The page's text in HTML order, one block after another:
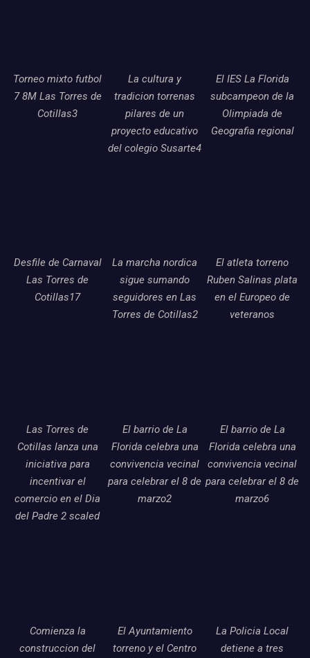
Torneo mixto futbol
7 8M Las Torres de
Cotillas3
La cultura y
tradicion torrenas
pilares de un
proyecto educativo
del colegio Susarte4
El IES La Florida
subcampeon de la
Olimpiada de
Geografia regional
Desfile de Carnaval
Las Torres de
Cotillas17
La marcha nordica
sigue sumando
seguidores en Las
Torres de Cotillas2
El atleta torreno
Ruben Salinas plata
en el Europeo de
veteranos
Las Torres de
Cotillas lanza una
iniciativa para
incentivar el
comercio en el Dia
del Padre 2 scaled
El barrio de La
Florida celebra una
convivencia vecinal
para celebrar el 8 de
marzo2
El barrio de La
Florida celebra una
convivencia vecinal
para celebrar el 8 de
marzo6
Comienza la
construccion del
El Ayuntamiento
torreno y el Centro
La Policia Local
detiene a tres